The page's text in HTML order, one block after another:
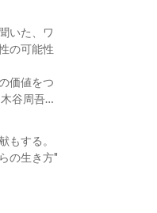
いた、ワ
の可能性
価値をつ
谷周吾さ
もする。
の生き方"